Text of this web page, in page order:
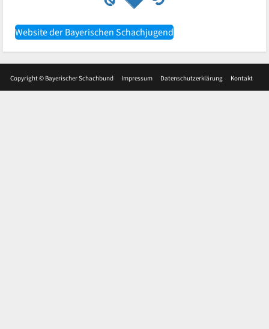
Website der Bayerischen Schachjugend
Copyright © Bayerischer Schachbund Impressum Datenschutzerklärung Kontakt